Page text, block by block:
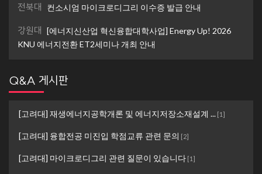
전북대 컨소시엄 마이크로디그리 이수증 발급 안내
강원대 [에너지신산업 혁신융합대학사업] Energy Up! 2026
KNU 에너지전환 ET2세미나 개최 안내
Q&A 게시판
[고려대] 재생에너지공학개론 및 에너지저장소재설계 ... [1]
[고려대] 융합전공 미진입 학점교류 관련 문의 [2]
[고려대] 마이크로디그리 관련 질문이 있습니다 [1]